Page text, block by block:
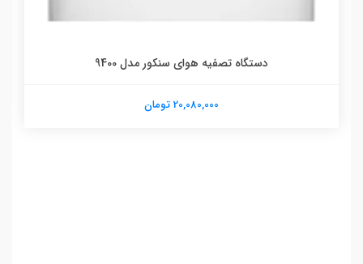
دستگاه تصفیه هوای سنکور مدل 9400
20,080,000 تومان